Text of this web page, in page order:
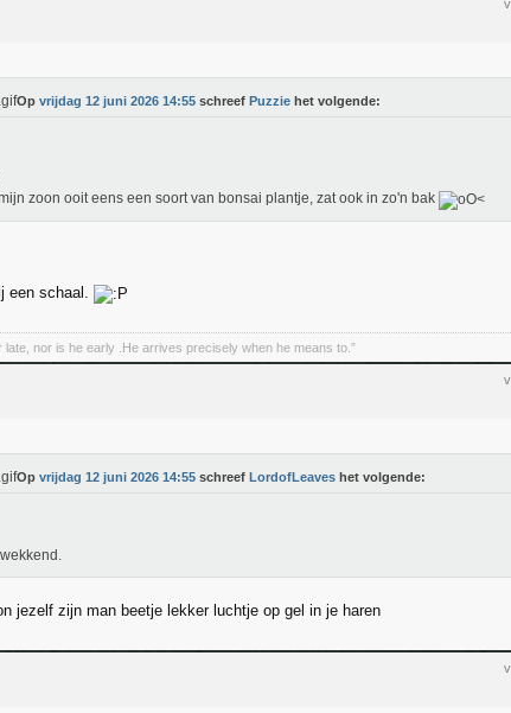
Op vrijdag 12 juni 2026 14:55 schreef Puzzie het volgende:
mijn zoon ooit eens een soort van bonsai plantje, zat ook in zo'n bak
een schaal.
late, nor is he early .He arrives precisely when he means to.”
Op vrijdag 12 juni 2026 14:55 schreef LordofLeaves het volgende:
jezelf zijn man beetje lekker luchtje op gel in je haren